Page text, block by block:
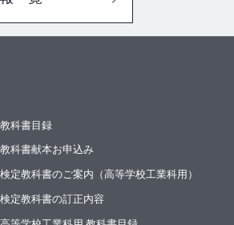
教科書目録
教科書献本お申込み
検定教科書のご案内（高等学校工業科用）
検定教科書の訂正内容